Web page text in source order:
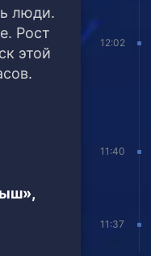
люди.
Рост
этой
12:02
11:40
11:37